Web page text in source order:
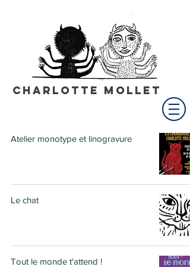
Charlotte Mollet
Atelier monotype et linogravure
Le chat
Tout le monde t'attend !